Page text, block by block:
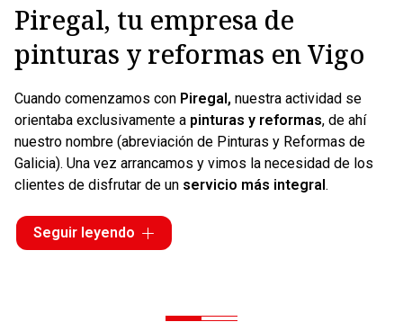
Piregal, tu empresa de
pinturas y reformas en Vigo
Cuando comenzamos con Piregal, nuestra actividad se
orientaba exclusivamente a pinturas y reformas, de ahí
nuestro nombre (abreviación de Pinturas y Reformas de
Galicia). Una vez arrancamos y vimos la necesidad de los
clientes de disfrutar de un servicio más integral.
Por eso nos hemos esforzado y a día de hoy ofrecemos
servicios comoreformas
Seguir leyendo